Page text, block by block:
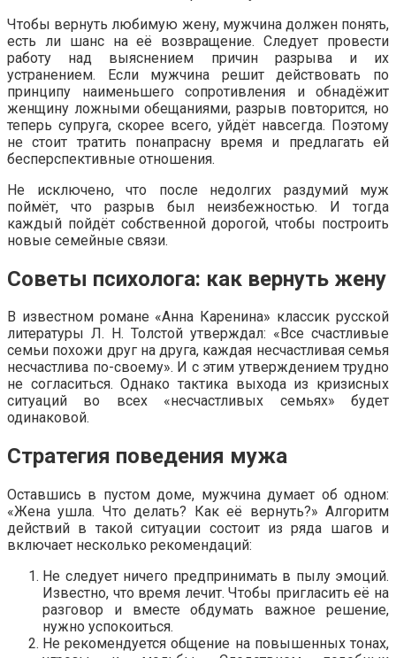
Чтобы вернуть любимую жену, мужчина должен понять,
есть ли шанс на её возвращение. Следует провести
работу над выяснением причин разрыва и их
устранением. Если мужчина решит действовать по
принципу наименьшего сопротивления и обнадёжит
женщину ложными обещаниями, разрыв повторится, но
теперь супруга, скорее всего, уйдёт навсегда. Поэтому
не стоит тратить понапрасну время и предлагать ей
бесперспективные отношения.
Не исключено, что после недолгих раздумий муж
поймёт, что разрыв был неизбежностью. И тогда
каждый пойдёт собственной дорогой, чтобы построить
новые семейные связи.
Советы психолога: как вернуть жену
В известном романе «Анна Каренина» классик русской
литературы Л. Н. Толстой утверждал: «Все счастливые
семьи похожи друг на друга, каждая несчастливая семья
несчастлива по-своему». И с этим утверждением трудно
не согласиться. Однако тактика выхода из кризисных
ситуаций во всех «несчастливых семьях» будет
одинаковой.
Стратегия поведения мужа
Оставшись в пустом доме, мужчина думает об одном:
«Жена ушла. Что делать? Как её вернуть?» Алгоритм
действий в такой ситуации состоит из ряда шагов и
включает несколько рекомендаций:
Не следует ничего предпринимать в пылу эмоций.
Известно, что время лечит. Чтобы пригласить её на
разговор и вместе обдумать важное решение,
нужно успокоиться.
Не рекомендуется общение на повышенных тонах,